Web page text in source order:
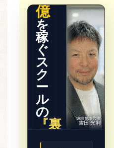
億
を
稼
ぐ
ス
ク
ー
ル
の
『裏 Skillhub代表
吉田 光利